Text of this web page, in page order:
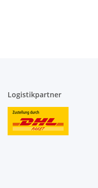
Logistikpartner